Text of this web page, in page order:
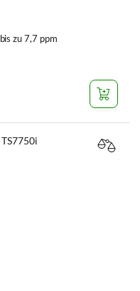
bis zu 7,7 ppm